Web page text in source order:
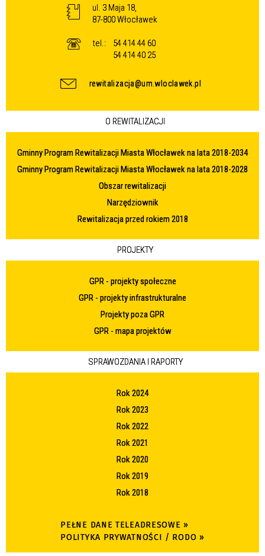
ul. 3 Maja 18,
87-800 Włocławek
tel.:
54 414 44 60
54 414 40 25
rewitalizacja@um.wloclawek.pl
O REWITALIZACJI
Gminny Program Rewitalizacji Miasta Włocławek na lata 2018-2034
Gminny Program Rewitalizacji Miasta Włocławek na lata 2018-2028
Obszar rewitalizacji
Narzędziownik
Rewitalizacja przed rokiem 2018
PROJEKTY
GPR - projekty społeczne
GPR - projekty infrastrukturalne
Projekty poza GPR
GPR - mapa projektów
SPRAWOZDANIA I RAPORTY
Rok 2024
Rok 2023
Rok 2022
Rok 2021
Rok 2020
Rok 2019
Rok 2018
PEŁNE DANE TELEADRESOWE »
POLITYKA PRYWATNOŚCI / RODO »